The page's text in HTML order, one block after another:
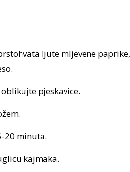
ljute mljevene paprike,
pjeskavice.
20 minuta.
kajmaka.